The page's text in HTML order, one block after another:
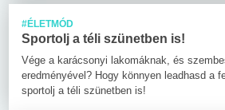
#ÉLETMÓD
Sportolj a téli szünetben is!
Vége a karácsonyi lakomáknak, és
eredményével? Hogy könnyen leadhasd a
sportolj a téli szünetben is!